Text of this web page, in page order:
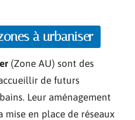
à urbaniser
(Zone AU) sont des
de futurs
Leur aménagement
mise en place de réseaux